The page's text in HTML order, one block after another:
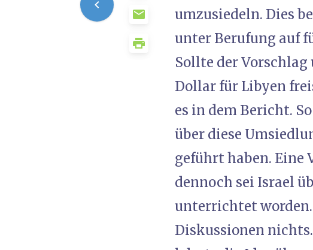
umzusiedeln. Dies
unter Berufung auf
Sollte der
Dollar für Libyen
es in dem Bericht.
über diese
geführt haben. Eine
dennoch sei Israel
unterrichtet worden.
Diskussionen